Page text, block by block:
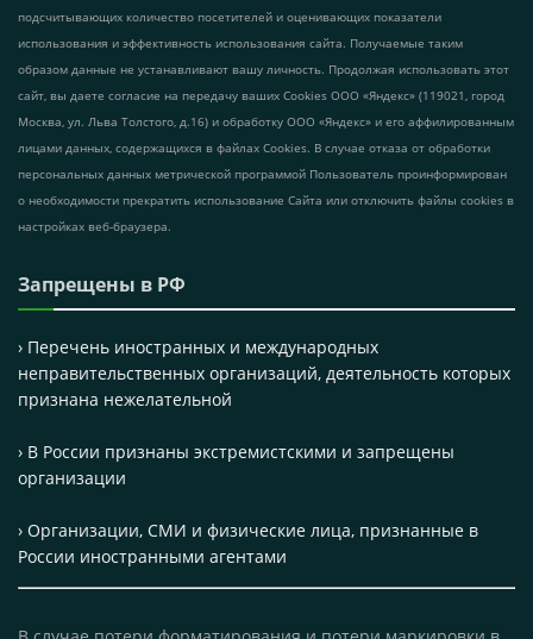
подсчитывающих количество посетителей и оценивающих показатели
использования и эффективность использования сайта. Получаемые таким
образом данные не устанавливают вашу личность. Продолжая использовать этот
сайт, вы даете согласие на передачу ваших Cookies ООО «Яндекс» (119021, город
Москва, ул. Льва Толстого, д.16) и обработку ООО «Яндекс» и его аффилированным
лицами данных, содержащихся в файлах Cookies. В случае отказа от обработки
персональных данных метрической программой Пользователь проинформирован
о необходимости прекратить использование Сайта или отключить файлы cookies в
настройках веб-браузера.
Запрещены в РФ
› Перечень иностранных и международных
неправительственных организаций, деятельность которых
признана нежелательной
› В России признаны экстремистскими и запрещены
организации
› Организации, СМИ и физические лица, признанные в
России иностранными агентами